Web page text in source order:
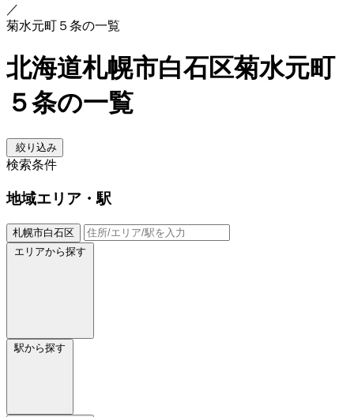
／
菊水元町５条の一覧
北海道札幌市白石区菊水元町
５条の一覧
絞り込み
検索条件
地域エリア・駅
札幌市白石区
エリアから探す
駅から探す